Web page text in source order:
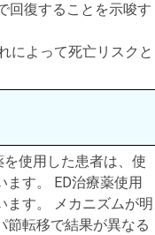
回復することを示唆す
によって死亡リスクと
使用した患者は、使
す。 ED治療薬使用
ます。 メカニズムが明
節転移で結果が異なる